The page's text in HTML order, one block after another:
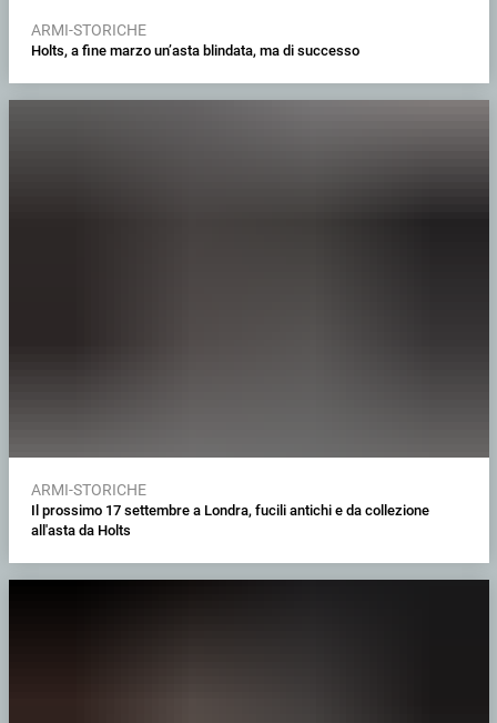
ARMI-STORICHE
Holts, a fine marzo un’asta blindata, ma di successo
ARMI-STORICHE
Il prossimo 17 settembre a Londra, fucili antichi e da collezione
all'asta da Holts